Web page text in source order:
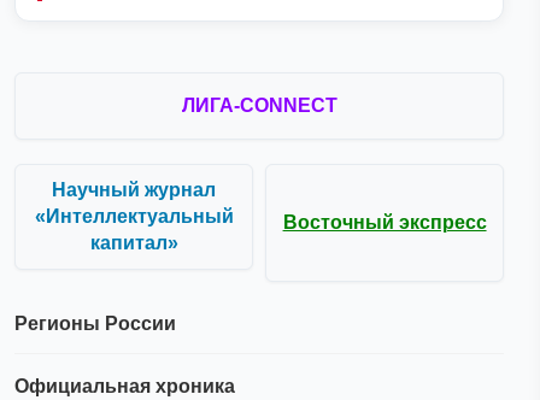
ЛИГА-CONNECT
Научный журнал
«Интеллектуальный
капитал»
Восточный экспресс
Регионы России
Официальная хроника